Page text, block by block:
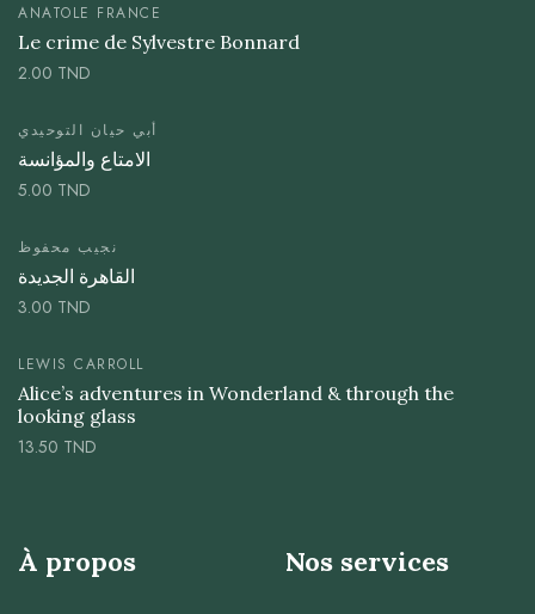
ANATOLE FRANCE
Le crime de Sylvestre Bonnard
2.00 TND
أبي حيان التوحيدي
الامتاع والمؤانسة
5.00 TND
نجيب محفوظ
القاهرة الجديدة
3.00 TND
LEWIS CARROLL
Alice’s adventures in Wonderland & through the
looking glass
13.50 TND
À propos Nos services